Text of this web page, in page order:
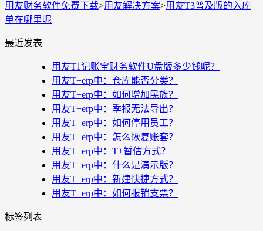
用友财务软件免费下载>用友解决方案>用友T3普及版的入库
单在哪里呢
最近发表
用友T1记账宝财务软件U盘版多少钱呢？
用友T+erp中：仓库能否分类？
用友T+erp中：如何增加民族？
用友T+erp中：季报无法导出？
用友T+erp中：如何停用员工？
用友T+erp中：怎么恢复账套？
用友T+erp中：T+暂估方式？
用友T+erp中：什么是演示版？
用友T+erp中：新建快捷方式？
用友T+erp中：如何报销支票？
标签列表